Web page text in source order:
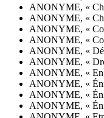
ANONYME, «
ANONYME, «
ANONYME, «
ANONYME, «
ANONYME, «
ANONYME, «
ANONYME, « En
ANONYME, «
ANONYME, «
ANONYME, «